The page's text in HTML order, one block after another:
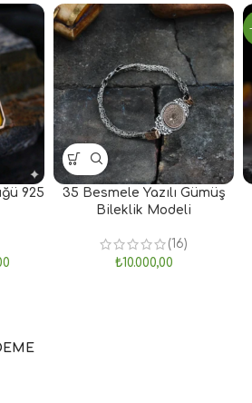
925
35 Besmele Yazılı Gümüş
Bileklik Modeli
(16)
₺10.000,00